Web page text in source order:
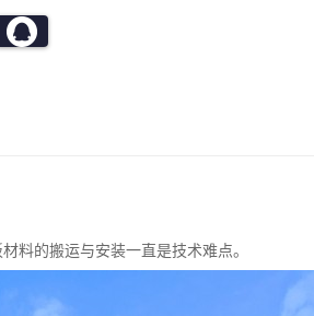
料的搬运与安装一直是技术难点。